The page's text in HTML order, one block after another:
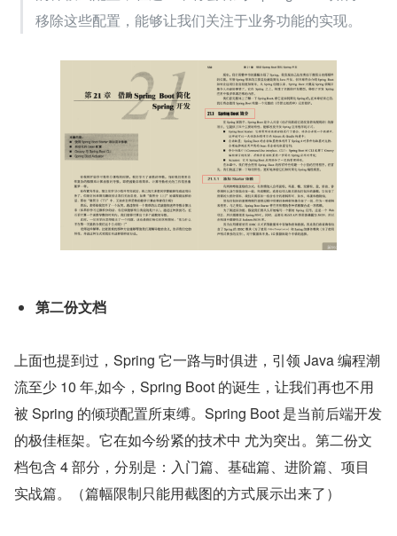
移除这些配置，能够让我们关注于业务功能的实现。
第二份文档
上面也提到过，Spring 它一路与时俱进，引领 Java 编程潮
流至少 10 年,如今，Spring Boot 的诞生，让我们再也不用
被 Spring 的倾琐配置所束缚。Spring Boot 是当前后端开发
的极佳框架。它在如今纷紧的技术中 尤为突出。第二份文
档包含 4 部分，分别是：入门篇、基础篇、进阶篇、项目
实战篇。（篇幅限制只能用截图的方式展示出来了）